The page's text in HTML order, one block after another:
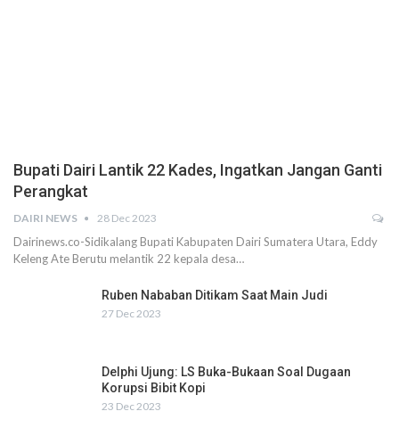
Bupati Dairi Lantik 22 Kades, Ingatkan Jangan Ganti
Perangkat
DAIRI NEWS 28 Dec 2023
Dairinews.co-Sidikalang Bupati Kabupaten Dairi Sumatera Utara, Eddy
Keleng Ate Berutu melantik 22 kepala desa…
Ruben Nababan Ditikam Saat Main Judi
27 Dec 2023
Delphi Ujung: LS Buka-Bukaan Soal Dugaan
Korupsi Bibit Kopi
23 Dec 2023